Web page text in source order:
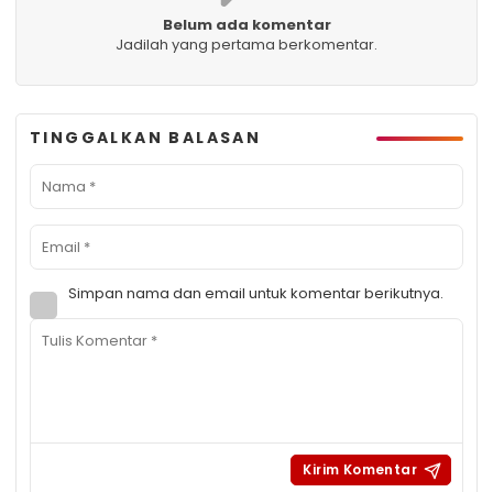
Belum ada komentar
Jadilah yang pertama berkomentar.
TINGGALKAN BALASAN
Simpan nama dan email untuk komentar berikutnya.